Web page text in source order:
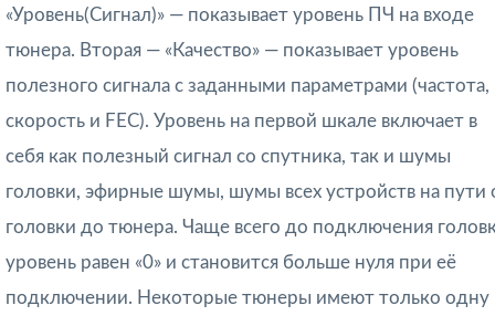
«Уровень(Сигнал)» — показывает уровень ПЧ на входе
тюнера. Вторая — «Качество» — показывает уровень
полезного сигнала с заданными параметрами (частота,
скорость и FEC). Уровень на первой шкале включает в
себя как полезный сигнал со спутника, так и шумы
головки, эфирные шумы, шумы всех устройств на пути
головки до тюнера. Чаще всего до подключения
уровень равен «0» и становится больше нуля при её
подключении. Некоторые тюнеры имеют только одну